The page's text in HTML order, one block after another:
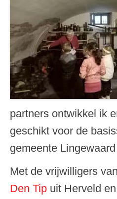
partners ontwikkel ik
geschikt voor de
gemeente
Met de vrijwilligers van
Den Tip uit Herveld en